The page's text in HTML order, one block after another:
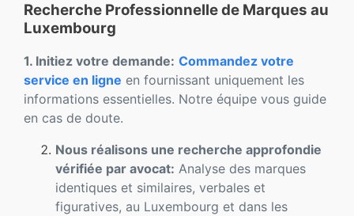
Recherche Professionnelle de Marques au
Luxembourg
1. Initiez votre demande: Commandez votre
service en ligne en fournissant uniquement les
informations essentielles. Notre équipe vous guide
en cas de doute.
Nous réalisons une recherche approfondie
vérifiée par avocat: Analyse des marques
identiques et similaires, verbales et
figuratives, au Luxembourg et dans les